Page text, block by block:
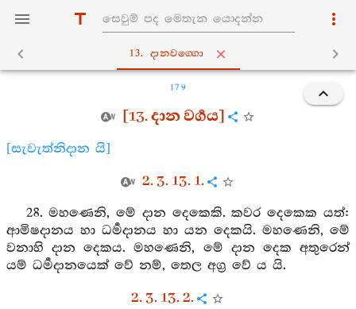
13. දානවග‍්ගො
179
[13. දාන වර්‍ගය]
[සැවැත්නිදාන යි]
2. 3. 13. 1.
28. මහණෙනි, මේ දාන දෙකෙකි. කවර දෙකෙක යත්:
ආමිෂදානය හා ධර්‍මදානය හා යන දෙකයි. මහණෙනි, මේ
වනාහි දාන දෙකය. මහණෙනි, මේ දාන දෙක අතුරෙන්
යම් ධර්‍මදානයෙක් වේ නම්, තෙල අග්‍ර වේ ය යි.
2. 3. 13. 2.